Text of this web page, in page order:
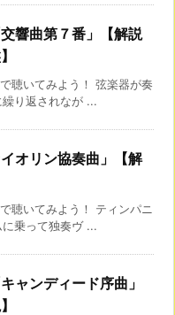
響曲第７番」【解説
聴いてみよう！ 弦楽器が奏
り返されなが ...
オリン協奏曲」【解
聴いてみよう！ ティンパニ
乗って独奏ヴ ...
ャンディード序曲」